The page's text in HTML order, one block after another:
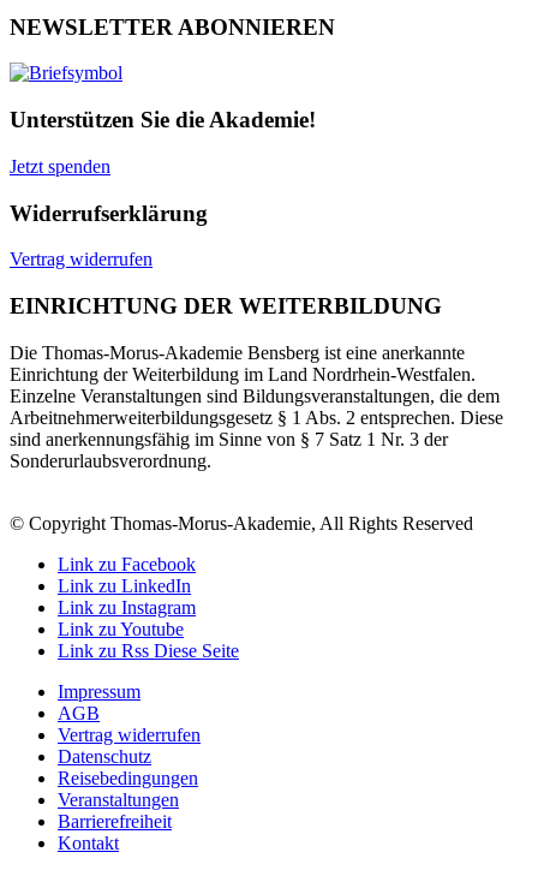
NEWSLETTER ABONNIEREN
Unterstützen Sie die Akademie!
Jetzt spenden
Widerrufserklärung
Vertrag widerrufen
EINRICHTUNG DER WEITERBILDUNG
Die Thomas-Morus-Akademie Bensberg ist eine anerkannte
Einrichtung der Weiterbildung im Land Nordrhein-Westfalen.
Einzelne Veranstaltungen sind Bildungsveranstaltungen, die dem
Arbeitnehmerweiterbildungsgesetz § 1 Abs. 2 entsprechen. Diese
sind anerkennungsfähig im Sinne von § 7 Satz 1 Nr. 3 der
Sonderurlaubsverordnung.
© Copyright Thomas-Morus-Akademie, All Rights Reserved
Link zu Facebook
Link zu LinkedIn
Link zu Instagram
Link zu Youtube
Link zu Rss Diese Seite
Impressum
AGB
Vertrag widerrufen
Datenschutz
Reisebedingungen
Veranstaltungen
Barrierefreiheit
Kontakt